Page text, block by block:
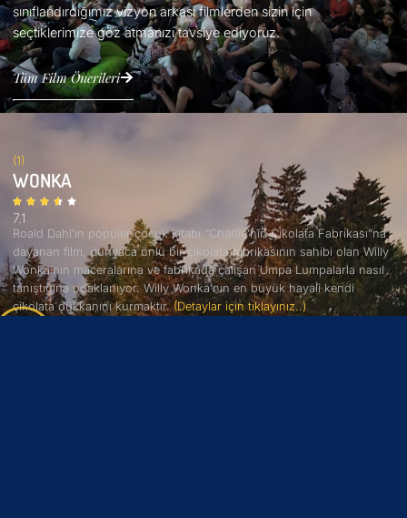
sınıflandırdığımız vizyon arkası filmlerden sizin için
seçtiklerimize göz atmanızı tavsiye ediyoruz.
Tüm Film Önerileri
(1)
WONKA
7.1
Roald Dahl’ın popüler çocuk kitabı “Charlie’nin Çikolata Fabrikası”na
dayanan film, dünyaca ünlü bir çikolata fabrikasının sahibi olan Willy
Wonka’nın maceralarına ve fabrikada çalışan Umpa Lumpalarla nasıl
tanıştığına odaklanıyor. Willy Wonka’nın en büyük hayali kendi
çikolata dükkanını kurmaktır.(Detaylar için tıklayınız..)